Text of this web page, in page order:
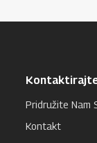
Pridružite Nam
Kontakt